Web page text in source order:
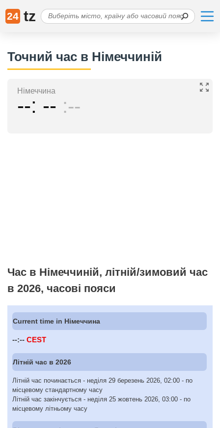
24 tz
Точний час в Німеччиній
Німеччина
-- -- --
Час в Німеччиній, літній/зимовий час
в 2026, часові пояси
Current time in Німеччина
--:-- CEST
Літній час в 2026
Літній час починається - неділя 29 березень 2026, 02:00 - по
місцевому стандартному часу
Літній час закінчується - неділя 25 жовтень 2026, 03:00 - по
місцевому літньому часу